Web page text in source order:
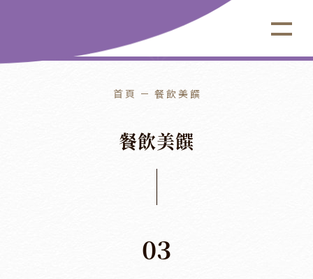
首頁 餐飲美饌
餐飲美饌
03